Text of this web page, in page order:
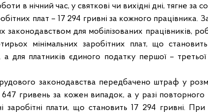
в нічний час, у святкові чи вихідні дні, тягне за
плат – 17 294 гривні за кожного працівника.
законодавством для мобілізованих працівників,
мінімальних заробітних плат, що
а для платників єдиного податку першої – третьої
законодавства передбачено штраф у
647 гривень за кожен випадок, а у разі
заробітні плати, що становить 17 294 гривні.